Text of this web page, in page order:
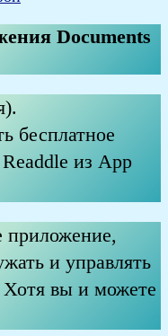
Documents
бесплатное
из App
приложение,
и управлять
вы и можете